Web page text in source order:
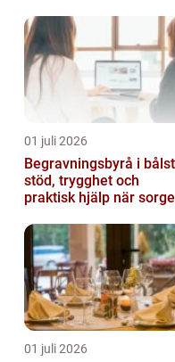
01 juli 2026
Begravningsbyrå i
stöd, trygghet och
praktisk hjälp när
01 juli 2026